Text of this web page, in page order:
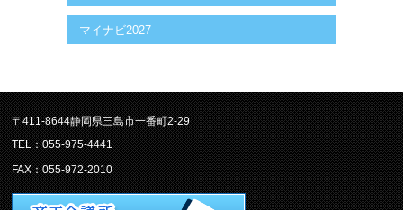
マイナビ2027
〒411-8644静岡県三島市一番町2-29
TEL：055-975-4441
FAX：055-972-2010